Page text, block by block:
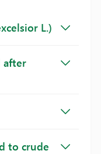
L.)
after
to crude